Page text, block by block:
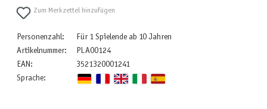
Zum Merkzettel hinzufügen
Personenzahl:
Für 1 Spielende ab 10 Jahren
Artikelnummer:
PLA00124
EAN:
3521320001241
Sprache: